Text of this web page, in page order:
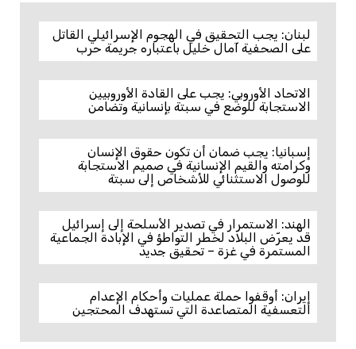
لبنان: يجب التحقيق في الهجوم الإسرائيلي القاتل
على الصحفية آمال خليل باعتباره جريمة حرب
الاتحاد الأوروبي: يجب على القادة الأوروبيين
الاستجابة للوضع في سبتة بإنسانية وتضامن
إسبانيا: يجب ضمان أن تكون حقوق الإنسان
وكرامته والقيم الإنسانية في صميم الاستجابة
للوصول الاستثنائي للأشخاص إلى سبتة
الهند: الاستمرار في تصدير الأسلحة إلى إسرائيل
قد يعرّض البلاد لخطر التواطؤ في الإبادة الجماعية
المستمرة في غزة – تحقيق جديد
إيران: أوقفوا حملة عمليات وأحكام الإعدام
التعسفية المتصاعدة التي تستهدف المحتجين